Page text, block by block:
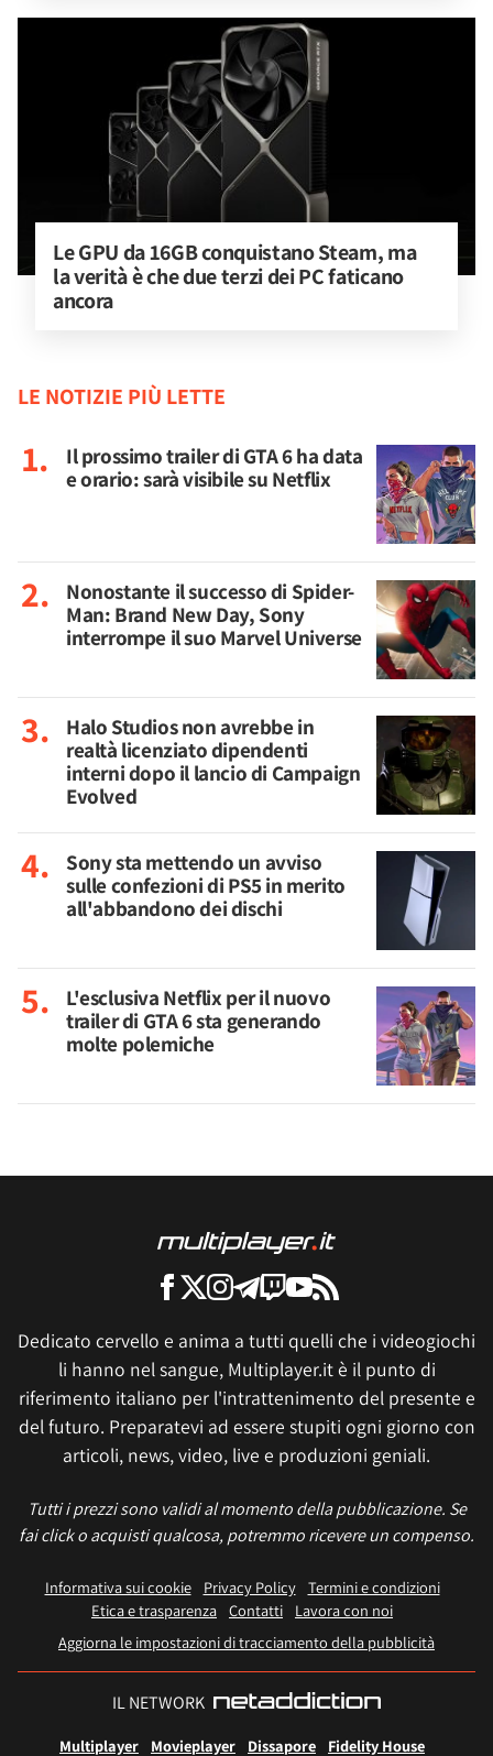
Le GPU da 16GB conquistano Steam, ma
la verità è che due terzi dei PC faticano
ancora
LE NOTIZIE PIÙ LETTE
Il prossimo trailer di GTA 6 ha data
e orario: sarà visibile su Netflix
Nonostante il successo di Spider-
Man: Brand New Day, Sony
interrompe il suo Marvel Universe
Halo Studios non avrebbe in
realtà licenziato dipendenti
interni dopo il lancio di Campaign
Evolved
Sony sta mettendo un avviso
sulle confezioni di PS5 in merito
all'abbandono dei dischi
L'esclusiva Netflix per il nuovo
trailer di GTA 6 sta generando
molte polemiche
Dedicato cervello e anima a tutti quelli che i videogiochi
li hanno nel sangue, Multiplayer.it è il punto di
riferimento italiano per l'intrattenimento del presente e
del futuro. Preparatevi ad essere stupiti ogni giorno con
articoli, news, video, live e produzioni geniali.
Tutti i prezzi sono validi al momento della pubblicazione. Se
fai click o acquisti qualcosa, potremmo ricevere un compenso.
Informativa sui cookie Privacy Policy
Termini e condizioni
Etica e trasparenza Contatti
Lavora con noi
Aggiorna le impostazioni di tracciamento della pubblicità
IL NETWORK
Multiplayer Movieplayer Dissapore Fidelity House